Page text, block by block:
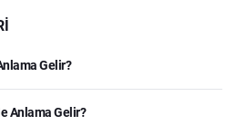
Gelir?
Anlama Gelir?